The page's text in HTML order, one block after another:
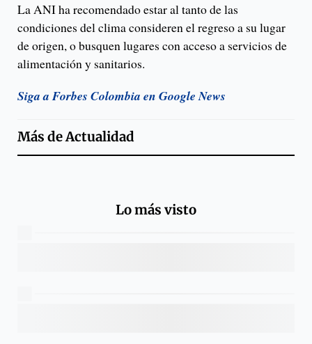
La ANI ha recomendado estar al tanto de las
condiciones del clima consideren el regreso a su lugar
de origen, o busquen lugares con acceso a servicios de
alimentación y sanitarios.
Siga a Forbes Colombia en Google News
Más deActualidad
Lo más visto